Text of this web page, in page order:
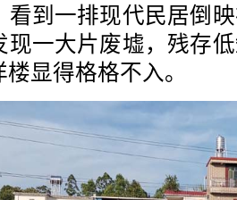
看到一排现代民居倒
现一大片废墟，残存
显得格格不入。